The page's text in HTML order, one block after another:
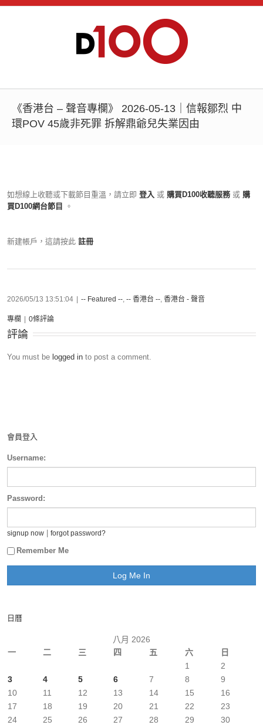
《香港台 – 聲音專欄》 2026-05-13｜信報鄒烈 中
環POV 45歲非死罪 拆解鼎爺兒失業因由
如想線上收聽或下載節目重溫，請立即 登入 或 購買D100收聽服務 或 購
買D100網台節目
。
新建帳戶，這請按此 註冊
2026/05/13 13:51:04 -- Featured --, -- 香港台 --, 香港台 - 聲音
專欄 0條評論
評論
You must be logged in to post a comment.
會員登入
Username:
Password:
signup now forgot password?
Remember Me
日曆
八月 2026
一
二 三 四 五 六 日
1
2
3
4 5 6 7 8
9
10
11 12 13 14 15
16
17
18 19 20 21 22
23
24
25 26 27 28 29
30